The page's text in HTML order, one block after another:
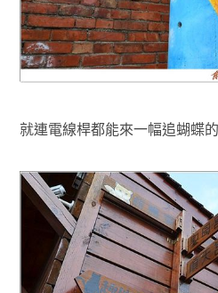
就連電線桿都能來一幅追蝴蝶